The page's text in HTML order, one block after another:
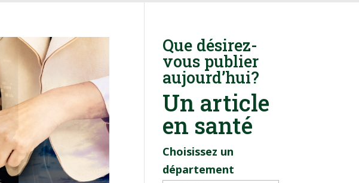
Que désirez-
vous publier
aujourd’hui?
Un article
en santé
Choisissez un
département